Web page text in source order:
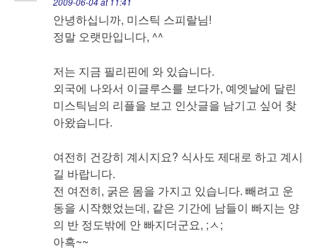
안녕하십니까, 미스틱 스피랄님!
정말 오랫만입니다, ^^
저는 지금 필리핀에 와 있습니다.
외국에 나와서 이글루스를 보다가, 예엣날에 달린
미스틱님의 리플을 보고 인삿글을 남기고 싶어 찾
아왔습니다.
여전히 건강히 계시지요? 식사도 제대로 하고 계시
길 바랍니다.
전 여전히, 굵은 몸을 가지고 있습니다. 빼려고 운
동을 시작했었는데, 같은 기간에 남들이 빠지는 양
의 반 정도밖에 안 빠지더군요, ;ㅅ;
아흑~~